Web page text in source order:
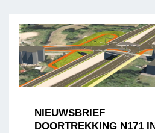
NIEUWSBRIEF
DOORTREKKING N171